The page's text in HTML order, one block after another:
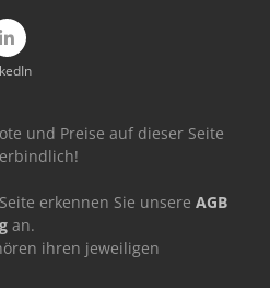
und Preise auf dieser Seite
erkennen Sie unsere AGB
an.
ihren jeweiligen